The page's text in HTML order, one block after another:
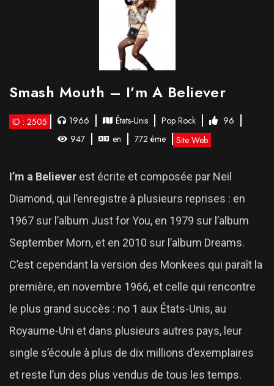
Smash Mouth – I’m A Believer
ID : 2505 1966 États-Unis Pop Rock
96
947
en 772 ème Site Web
I’m a Believer est écrite et composée par Neil
Diamond, qui l’enregistre à plusieurs reprises : en
1967 sur l’album Just for You, en 1979 sur l’album
September Morn, et en 2010 sur l’album Dreams.
C’est cependant la version des Monkees qui paraît la
première, en novembre 1966, et celle qui rencontre
le plus grand succès : no 1 aux États-Unis, au
Royaume-Uni et dans plusieurs autres pays, leur
single s’écoule à plus de dix millions d’exemplaires
et reste l’un des plus vendus de tous les temps.